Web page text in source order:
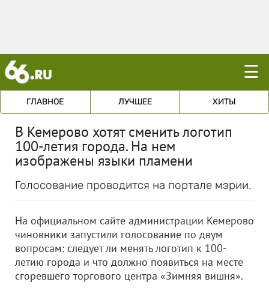
☰
ГЛАВНОЕ ЛУЧШЕЕ ХИТЫ
В Кемерово хотят сменить логотип
100-летия города. На нем
изображены языки пламени
Голосование проводится на портале мэрии.
На официальном сайте администрации Кемерово
чиновники запустили голосование по двум
вопросам: следует ли менять логотип к 100-
летию города и что должно появиться на месте
сгоревшего торгового центра «Зимняя вишня».